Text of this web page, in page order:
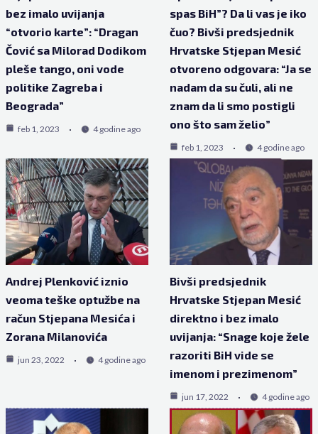
bez imalo uvijanja
“otvorio karte”: “Dragan
Čović sa Milorad Dodikom
pleše tango, oni vode
politike Zagreba i
Beograda”
feb 1, 2023 4 godine ago
spas BiH”? Da li vas je iko
čuo? Bivši predsjednik
Hrvatske Stjepan Mesić
otvoreno odgovara: “Ja se
nadam da su čuli, ali ne
znam da li smo postigli
ono što sam želio”
feb 1, 2023 4 godine ago
Andrej Plenković iznio
veoma teške optužbe na
račun Stjepana Mesića i
Zorana Milanovića
jun 23, 2022 4 godine ago
Bivši predsjednik
Hrvatske Stjepan Mesić
direktno i bez imalo
uvijanja: “Snage koje žele
razoriti BiH vide se
imenom i prezimenom”
jun 17, 2022 4 godine ago